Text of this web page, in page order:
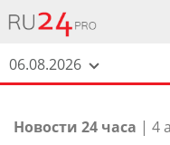
06.08.2026
Новости 24 часа | 4